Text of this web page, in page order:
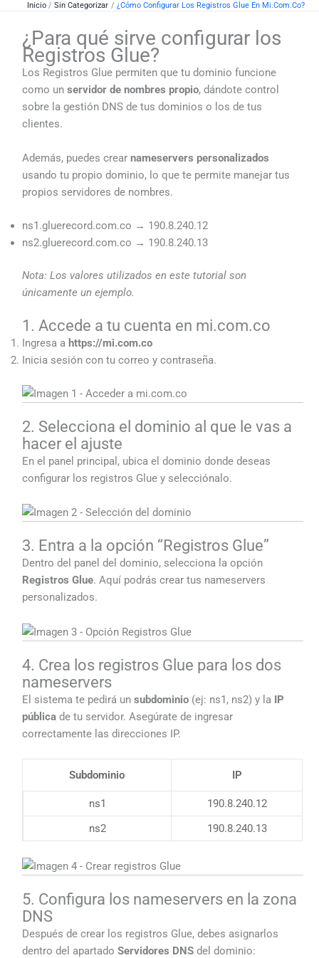
contenido
Inicio Sin Categorizar ¿Cómo Configurar Los Registros Glue En Mi.com.co?
¿Para qué sirve configurar los
Registros Glue?
Los Registros Glue permiten que tu dominio funcione
como unservidor de nombres propio, dándote control
sobre la gestión DNS de tus dominios o los de tus
clientes.
Además, puedes crearnameservers personalizados
usando tu propio dominio, lo que te permite manejar tus
propios servidores de nombres.
ns1.gluerecord.com.co → 190.8.240.12
ns2.gluerecord.com.co → 190.8.240.13
Nota: Los valores utilizados en este tutorial son
únicamente un ejemplo.
1. Accede a tu cuenta en mi.com.co
Ingresa a https://mi.com.co
Inicia sesión con tu correo y contraseña.
2. Selecciona el dominio al que le vas a
hacer el ajuste
En el panel principal, ubica el dominio donde deseas
configurar los registros Glue y selecciónalo.
3. Entra a la opción “Registros Glue”
Dentro del panel del dominio, selecciona la opción
Registros Glue. Aquí podrás crear tus nameservers
personalizados.
4. Crea los registros Glue para los dos
nameservers
El sistema te pedirá unsubdominio (ej: ns1, ns2) y la IP
pública de tu servidor. Asegúrate de ingresar
correctamente las direcciones IP.
Subdominio IP
ns1
190.8.240.12
ns2
190.8.240.13
5. Configura los nameservers en la zona
DNS
Después de crear los registros Glue, debes asignarlos
dentro del apartadoServidores DNS del dominio: